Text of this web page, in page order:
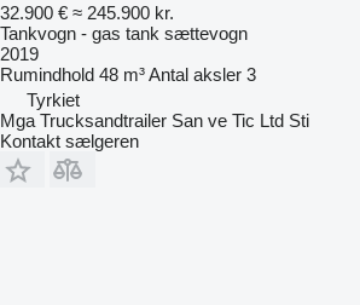
32.900 € ≈ 245.900 kr.
Tankvogn - gas tank sættevogn
2019
Rumindhold 48 m³Antal aksler 3
Tyrkiet
Mga Trucksandtrailer San ve Tic Ltd Sti
Kontakt sælgeren